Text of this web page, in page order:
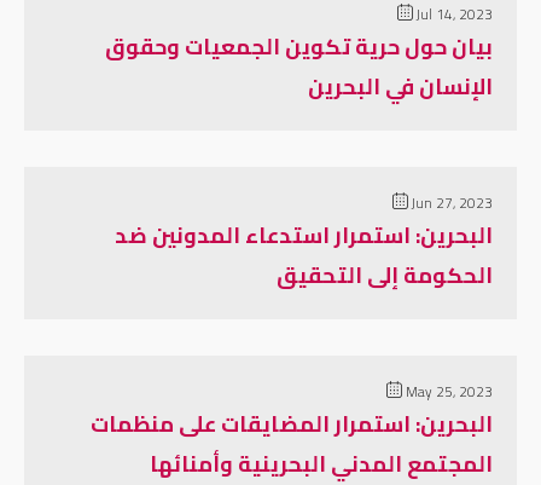
Jul 14, 2023
بيان حول حرية تكوين الجمعيات وحقوق
الإنسان في البحرين
Jun 27, 2023
البحرين: استمرار استدعاء المدونين ضد
الحكومة إلى التحقيق
May 25, 2023
البحرين: استمرار المضايقات على منظمات
المجتمع المدني البحرينية وأمنائها